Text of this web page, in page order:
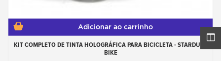
Adicionar ao carrinho
KIT COMPLETO DE TINTA HOLOGRÁFICA PARA BICICLETA - STARDUST
BIKE